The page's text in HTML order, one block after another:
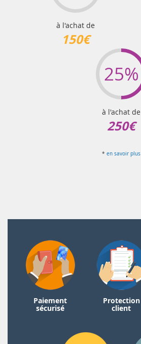
à l'achat de
150€
25%
à l'achat de
250€
* en savoir plus
Paiement
sécurisé
Protection
client